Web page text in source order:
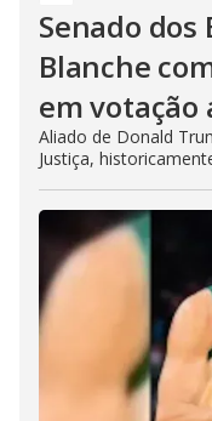
Senado dos
Blanche
em votação
Aliado de Donald
Justiça,